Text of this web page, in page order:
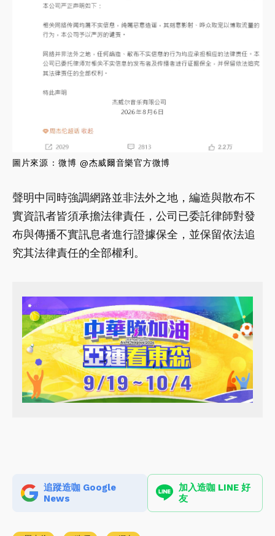
圖片來源 : 微博 @杰威爾音樂官方微博
聲明中同時強調網路並非法外之地，編造與散布不
實資訊者皆須承擔法律責任，公司已委託律師對發
布與傳播不實訊息者進行證據保全，並保留依法追
究其法律責任的全部權利。
追蹤造咖 Google
News
加入造咖 LINE 好
友